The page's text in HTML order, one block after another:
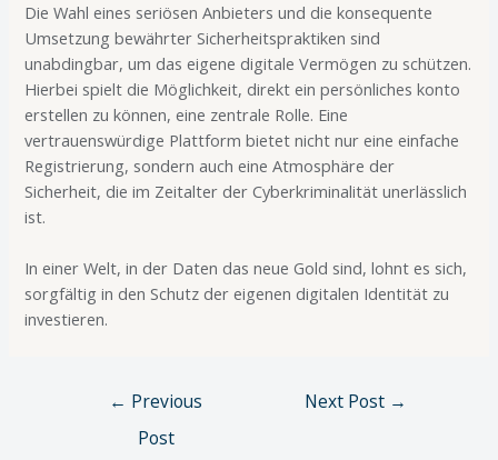
Die Wahl eines seriösen Anbieters und die konsequente
Umsetzung bewährter Sicherheitspraktiken sind
unabdingbar, um das eigene digitale Vermögen zu schützen.
Hierbei spielt die Möglichkeit, direkt ein persönliches konto
erstellen zu können, eine zentrale Rolle. Eine
vertrauenswürdige Plattform bietet nicht nur eine einfache
Registrierung, sondern auch eine Atmosphäre der
Sicherheit, die im Zeitalter der Cyberkriminalität unerlässlich
ist.
In einer Welt, in der Daten das neue Gold sind, lohnt es sich,
sorgfältig in den Schutz der eigenen digitalen Identität zu
investieren.
← Previous
Post
Next Post →